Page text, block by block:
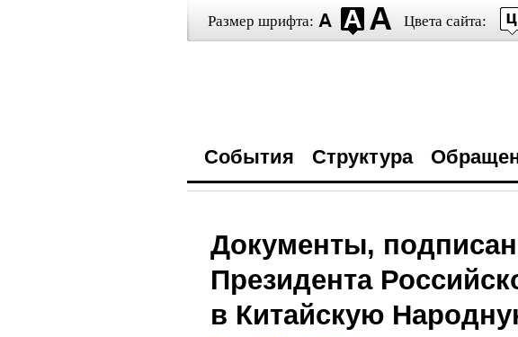
Размер шрифта: Цвета сайта:
События Структура
Документы,
Президента
в Китайскую